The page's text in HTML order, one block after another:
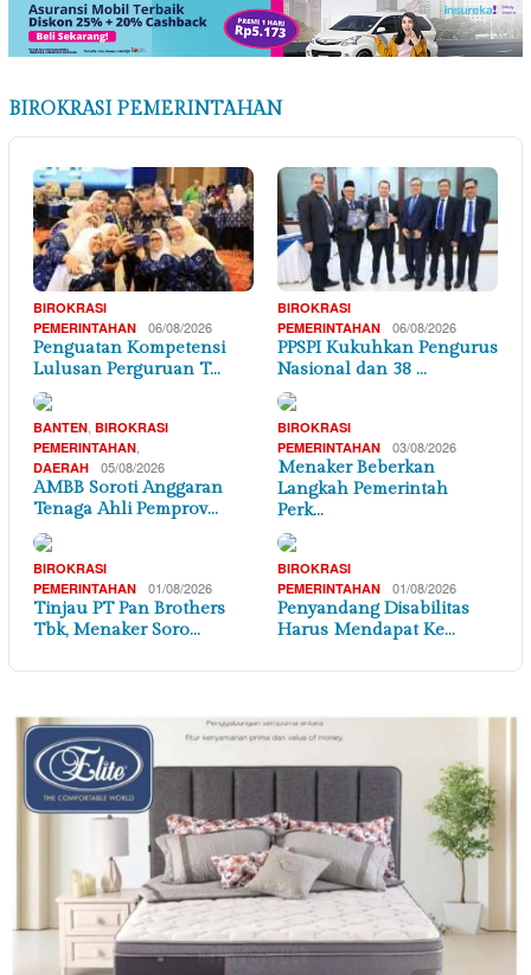
BIROKRASI PEMERINTAHAN
BIROKRASI
PEMERINTAHAN
06/08/2026
Penguatan Kompetensi
Lulusan Perguruan T…
BIROKRASI
PEMERINTAHAN
06/08/2026
PPSPI Kukuhkan Pengurus
Nasional dan 38 …
BANTEN BIROKRASI
PEMERINTAHAN
DAERAH 05/08/2026
AMBB Soroti Anggaran
Tenaga Ahli Pemprov…
BIROKRASI
PEMERINTAHAN
03/08/2026
Menaker Beberkan
Langkah Pemerintah
Perk…
BIROKRASI
PEMERINTAHAN
01/08/2026
Tinjau PT Pan Brothers
Tbk, Menaker Soro…
BIROKRASI
PEMERINTAHAN
01/08/2026
Penyandang Disabilitas
Harus Mendapat Ke…